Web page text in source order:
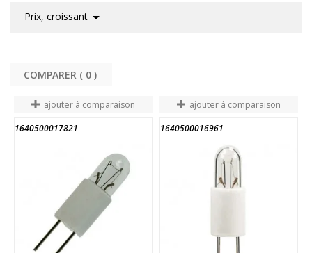
Prix, croissant 
COMPARER ( 0
ajouter à comparaison
1640500017821
ajouter à comparaison
1640500016961